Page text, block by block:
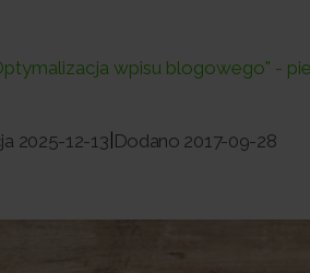
wpisu blogowego" -
2025-12-13 Dodano 2017-09-28